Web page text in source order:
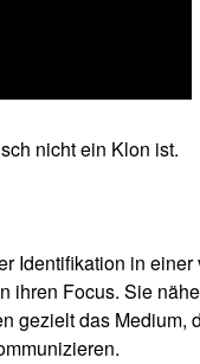
nicht ein Klon ist.
Identifikation in
ihren Focus. Sie
gezielt das Medium,